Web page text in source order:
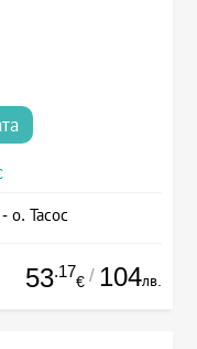
о. Тасос
53.17
€ / 104лв.